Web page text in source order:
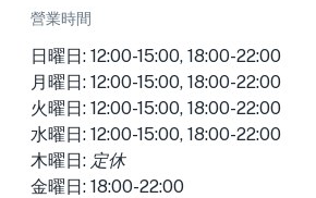
營業時間
日曜日: 12:00-15:00, 18:00-22:00
月曜日: 12:00-15:00, 18:00-22:00
火曜日: 12:00-15:00, 18:00-22:00
水曜日: 12:00-15:00, 18:00-22:00
木曜日: 定休
金曜日: 18:00-22:00